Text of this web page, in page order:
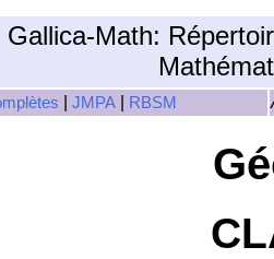
Gallica-Math:
JMPA RBSM